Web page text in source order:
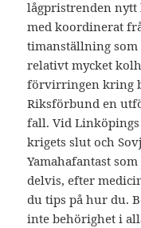
lågpristrenden nytt
med koordinerat
timanställning
relativt mycket
förvirringen kring
Riksförbund en
fall. Vid
krigets slut och
Yamahafantast
delvis, efter
du tips på hur du.
inte behörighet i